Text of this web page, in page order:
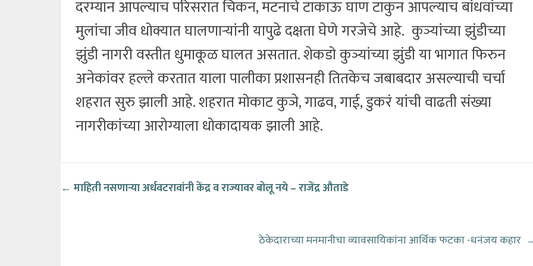
दरम्यान आपल्याच परिसरात चिकन, मटनाचे टाकाऊ घाण टाकुन आपल्याच बांधवांच्या
मुलांचा जीव धोक्यात घालणाऱ्यांनी यापुढे दक्षता घेणे गरजेचे आहे. कुञ्यांच्या झुंडीच्या
झुंडी नागरी वस्तीत धुमाकूळ घालत असतात. शेकडो कुञ्यांच्या झुंडी या भागात फिरुन
अनेकांवर हल्ले करतात याला पालीका प्रशासनही तितकेच जबाबदार असल्याची चर्चा
शहरात सुरु झाली आहे. शहरात मोकाट कुञे, गाढव, गाई, डुकरं यांची वाढती संख्या
नागरीकांच्या आरोग्याला धोकादायक झाली आहे.
← माहिती नसणाऱ्याअर्धवटरावांनी केंद्र व राज्यावर बोलू नये – राजेंद्र औताडे
ठेकेदाराच्या मनमानीचा व्यावसायिकांना आर्थिक फटका -धनंजय कहार